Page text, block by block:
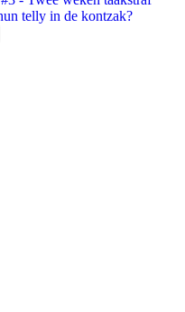
telly in de kontzak?